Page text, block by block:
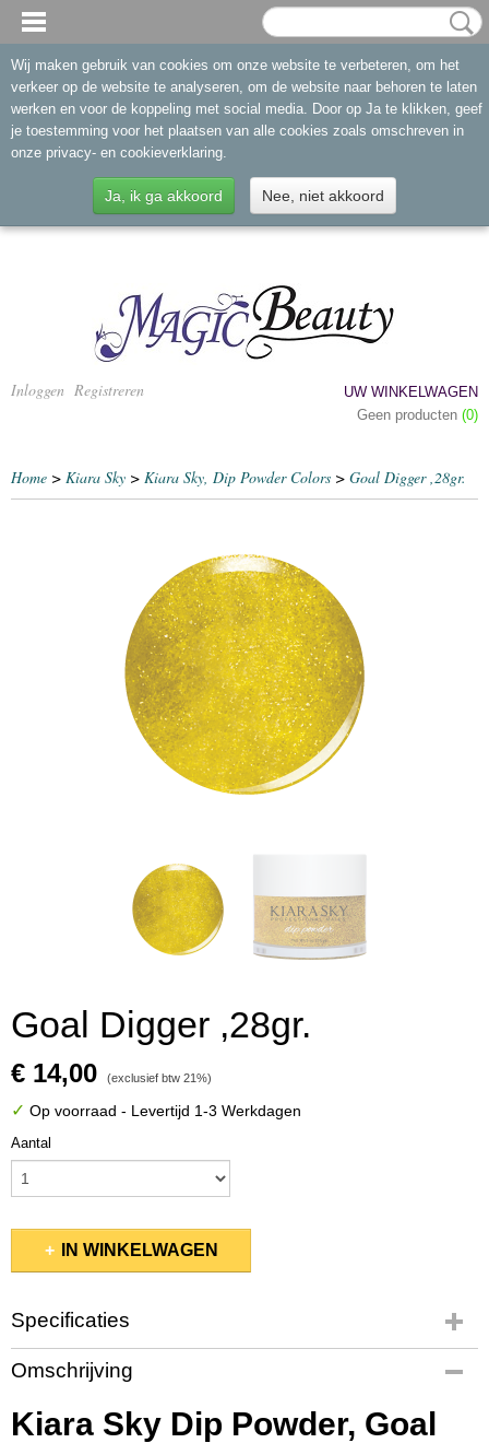
Inloggen Registreren
UW WINKELWAGEN
Geen producten (0)
Home > Kiara Sky > Kiara Sky, Dip Powder Colors > Goal Digger ,28gr.
Goal Digger ,28gr.
€ 14,00 (exclusief btw 21%)
✓ Op voorraad - Levertijd 1-3 Werkdagen
Aantal
IN WINKELWAGEN
Specificaties
Productcode
KSDP062
EAN code
837390561301
Omschrijving
Kiara Sky Dip Powder, Goal
Wij maken gebruik van cookies om onze website te verbeteren, om het
verkeer op de website te analyseren, om de website naar behoren te laten
werken en voor de koppeling met social media. Door op Ja te klikken, geef
je toestemming voor het plaatsen van alle cookies zoals omschreven in
onze privacy- en cookieverklaring.
Ja, ik ga akkoord Nee, niet akkoord